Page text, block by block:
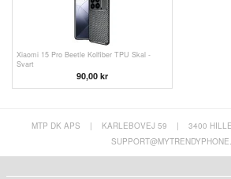
Xiaomi 15 Pro Beetle Kolfiber TPU Skal -
Svart
90,00 kr
MTP DK APS | KARLEBOVEJ 59 | 3400